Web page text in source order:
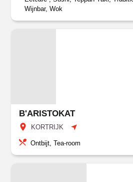
Wijnbar, Wok
B'ARISTOKAT
KORTRIJK
Ontbijt, Tea-room